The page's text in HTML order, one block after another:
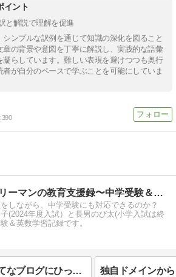
イント
と解説で理解を促進
ンプルな訳例を通じて知識の深化を図ること
章の背景や意図を丁寧に解説し、実践的な語彙
凝らしています。難しい表現を避けつつも奥行
者が自分のペースで学ぶことを可能にしていま
390
恐妻家リーマンの教育支援録〜中学受験＆英検1級への道のり〜
しながら、中学受験にも対応できるのか？
(2024年度入試）と長男のび太(小学入試は終
＆英数学習記録です。
独自ドメインからはてなブログにひっこします→